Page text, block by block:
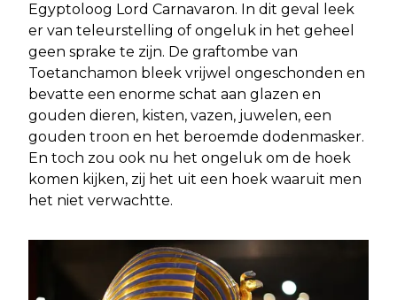
Egyptoloog Lord Carnavaron. In dit geval leek
er van teleurstelling of ongeluk in het geheel
geen sprake te zijn. De graftombe van
Toetanchamon bleek vrijwel ongeschonden en
bevatte een enorme schat aan glazen en
gouden dieren, kisten, vazen, juwelen, een
gouden troon en het beroemde dodenmasker.
En toch zou ook nu het ongeluk om de hoek
komen kijken, zij het uit een hoek waaruit men
het niet verwachtte.